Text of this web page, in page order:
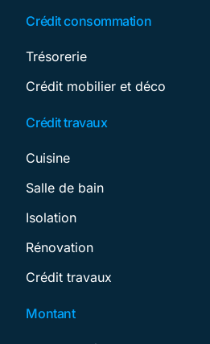
Crédit consommation
Trésorerie
Crédit mobilier et déco
Crédit travaux
Cuisine
Salle de bain
Isolation
Rénovation
Crédit travaux
Montant